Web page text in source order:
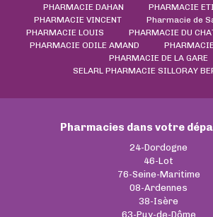
PHARMACIE DAHAN
PHARMACIE
PHARMACIE VINCENT
Pharmacie de
PHARMACIE LOUIS
PHARMACIE DU
PHARMACIE ODILE AMAND
PHARMACIE DE LA GARE
SELARL PHARMACIE SILLORAY
Pharmacies dans votre
24-Dordogne
46-Lot
76-Seine-Maritime
08-Ardennes
38-Isère
63-Puy-de-Dôme